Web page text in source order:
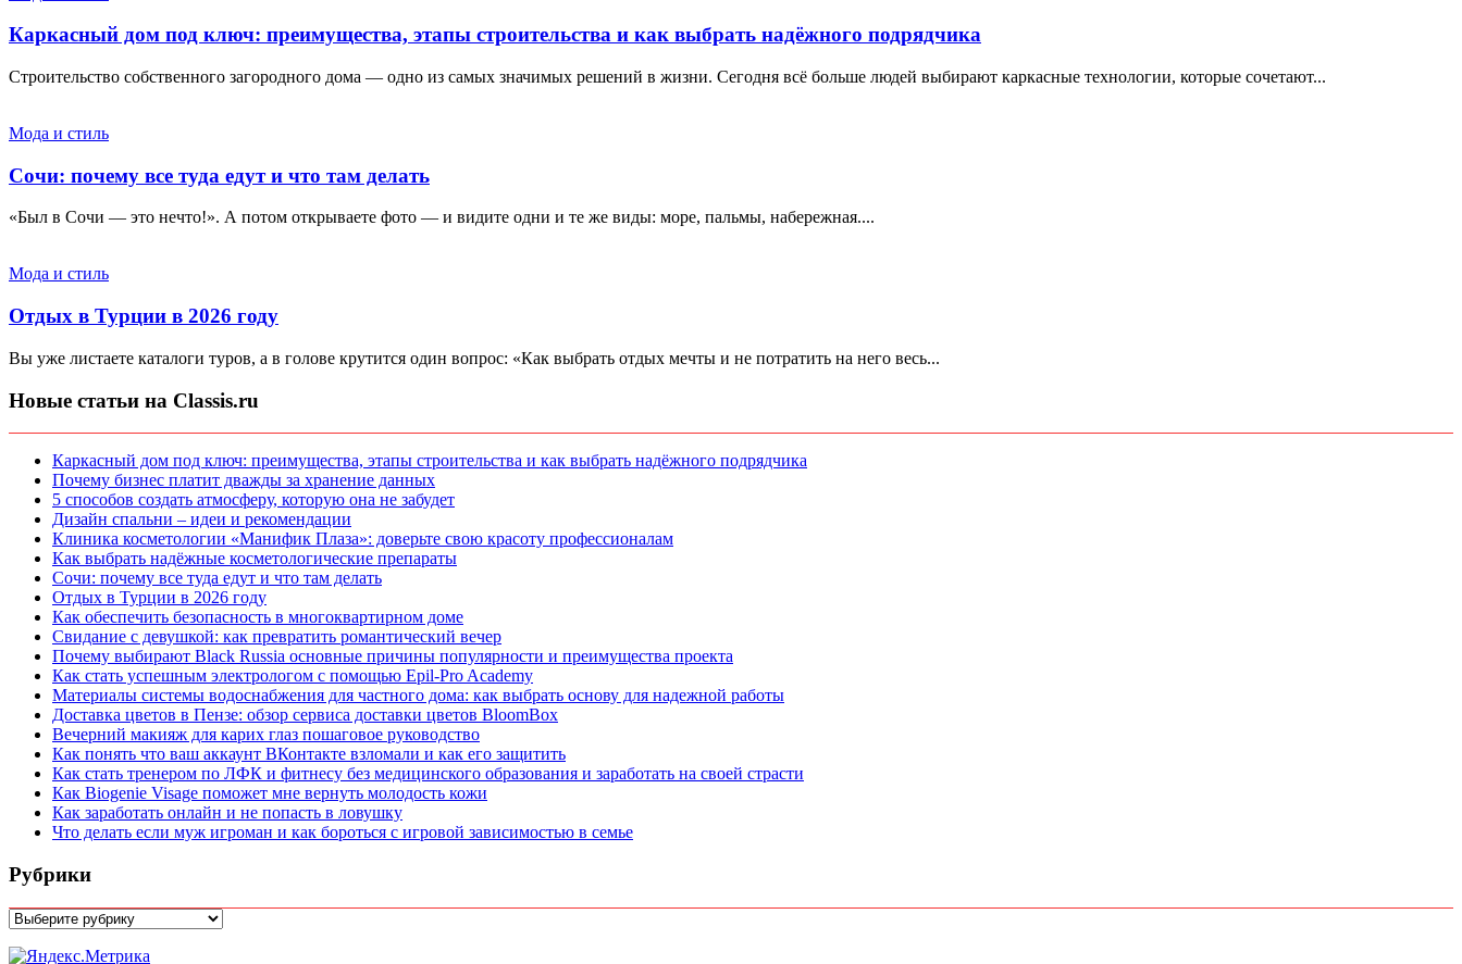
Каркасный дом под ключ: преимущества, этапы строительства и как выбрать надёжного подрядчика
Строительство собственного загородного дома — одно из самых значимых решений в жизни. Сегодня всё больше людей выбирают каркасные технологии, которые сочетают...
Мода и стиль
Сочи: почему все туда едут и что там делать
«Был в Сочи — это нечто!». А потом открываете фото — и видите одни и те же виды: море, пальмы, набережная....
Мода и стиль
Отдых в Турции в 2026 году
Вы уже листаете каталоги туров, а в голове крутится один вопрос: «Как выбрать отдых мечты и не потратить на него весь...
Новые статьи на Classis.ru
Каркасный дом под ключ: преимущества, этапы строительства и как выбрать надёжного подрядчика
Почему бизнес платит дважды за хранение данных
5 способов создать атмосферу, которую она не забудет
Дизайн спальни – идеи и рекомендации
Клиника косметологии «Манифик Плаза»: доверьте свою красоту профессионалам
Как выбрать надёжные косметологические препараты
Сочи: почему все туда едут и что там делать
Отдых в Турции в 2026 году
Как обеспечить безопасность в многоквартирном доме
Свидание с девушкой: как превратить романтический вечер
Почему выбирают Black Russia основные причины популярности и преимущества проекта
Как стать успешным электрологом с помощью Epil-Pro Academy
Материалы системы водоснабжения для частного дома: как выбрать основу для надежной работы
Доставка цветов в Пензе: обзор сервиса доставки цветов BloomBox
Вечерний макияж для карих глаз пошаговое руководство
Как понять что ваш аккаунт ВКонтакте взломали и как его защитить
Как стать тренером по ЛФК и фитнесу без медицинского образования и заработать на своей страсти
Как Biogenie Visage поможет мне вернуть молодость кожи
Как заработать онлайн и не попасть в ловушку
Что делать если муж игроман и как бороться с игровой зависимостью в семье
Рубрики
Рубрики